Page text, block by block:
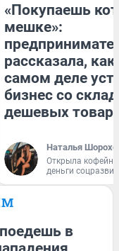
«Покупаешь
мешке»:
рассказала, как
самом деле
бизнес со
дешевых
Наталья
Открыла
деньги
в